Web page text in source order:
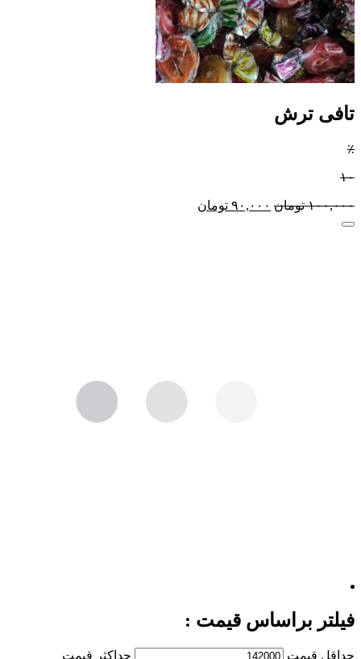
تافی ترش
٪
۱۰
۱۰۰,۰۰۰ تومان ۹۰,۰۰۰ تومان
فیلتر براساس قیمت :
حداقل قیمت حداكثر قيمت